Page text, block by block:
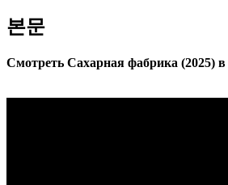
본문
Смотреть Сахарная фабрика (2025)